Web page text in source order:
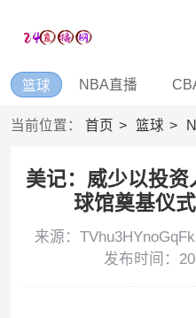
篮球 NBA直播
当前位置： 首页 篮球
美记：威少以投
球馆奠基仪
来源：
发布时间：